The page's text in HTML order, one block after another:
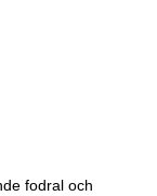
fodral och